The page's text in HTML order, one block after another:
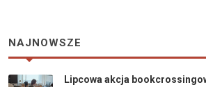
NAJNOWSZE
Lipcowa akcja